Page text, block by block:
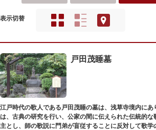
表示切替
戸田茂睡墓
江戸時代の歌人である戸田茂睡の墓は、浅草寺境内にあ
は、古典の研究を行い、公家の間に伝えられた伝統的な
主とし、師の歌説に門弟が盲従することに反対して歌学